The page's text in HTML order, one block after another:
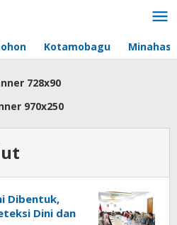
Kotamobagu Minahasa
Dibentuk,
Dini dan